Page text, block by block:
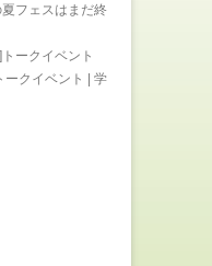
フェスはまだ終
ークイベント
ークイベント | 学